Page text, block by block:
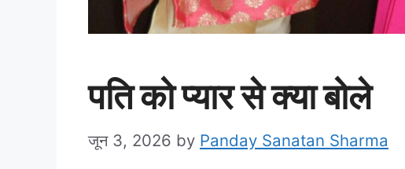
पति को प्यार से क्या बोले
जून 3, 2026 by Panday Sanatan Sharma